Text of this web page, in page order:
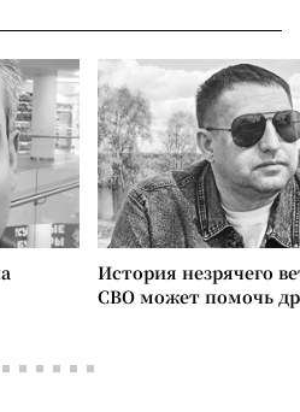
История незрячего
СВО может помочь